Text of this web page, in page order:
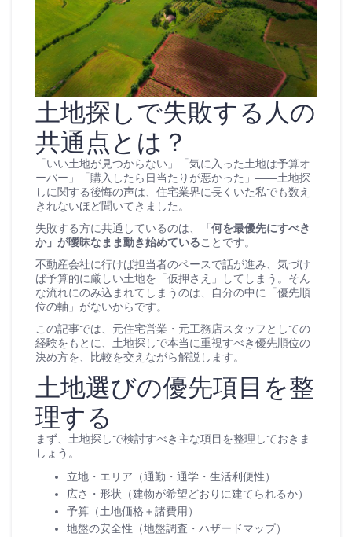
土地探しで失敗する人の
共通点とは？
「いい土地が見つからない」「気に入った土地は予算オ
ーバー」「購入したら日当たりが悪かった」――土地探
しに関する後悔の声は、住宅業界に長くいた私でも数え
きれないほど聞いてきました。
失敗する方に共通しているのは、
「何を最優先にすべき
か」が曖昧なまま動き始めていることです。
不動産会社に行けば担当者のペースで話が進み、気づけ
ば予算的に厳しい土地を「仮押さえ」してしまう。そん
な流れにのみ込まれてしまうのは、自分の中に「優先順
位の軸」がないからです。
この記事では、元住宅営業・元工務店スタッフとしての
経験をもとに、土地探しで本当に重視すべき優先順位の
決め方を、比較を交えながら解説します。
土地選びの優先項目を整
理する
まず、土地探しで検討すべき主な項目を整理しておきま
しょう。
立地・エリア（通勤・通学・生活利便性）
広さ・形状（建物が希望どおりに建てられるか）
予算（土地価格＋諸費用）
地盤の安全性（地盤調査・ハザードマップ）